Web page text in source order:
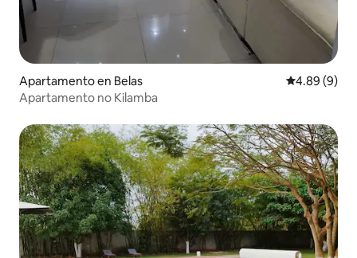
Apartamento en Belas Calificación
4.89 (9)
Apartamento no Kilamba